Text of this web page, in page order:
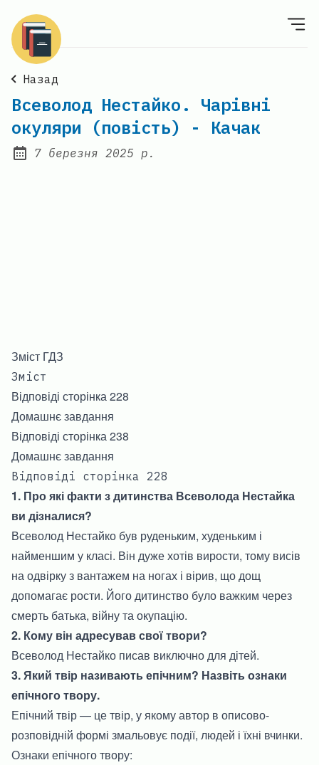
Назад
Всеволод Нестайко. Чарівні
окуляри (повість) - Качак
Posted on:
7 березня 2025 р.
Зміст ГДЗ
Зміст
Відповіді сторінка 228
Домашнє завдання
Відповіді сторінка 238
Домашнє завдання
Відповіді сторінка 228
1. Про які факти з дитинства Всеволода Нестайка
ви дізналися?
Всеволод Нестайко був руденьким, худеньким і
найменшим у класі. Він дуже хотів вирости, тому висів
на одвірку з вантажем на ногах і вірив, що дощ
допомагає рости. Його дитинство було важким через
смерть батька, війну та окупацію.
2. Кому він адресував свої твори?
Всеволод Нестайко писав виключно для дітей.
3. Який твір називають епічним? Назвіть ознаки
епічного твору.
Епічний твір — це твір, у якому автор в описово-
розповідній формі змальовує події, людей і їхні вчинки.
Ознаки епічного твору: